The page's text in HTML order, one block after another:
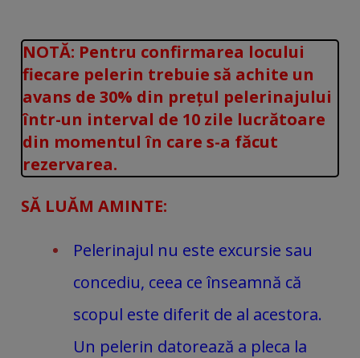
NOTĂ: Pentru confirmarea locului
fiecare pelerin trebuie să achite un
avans de 30% din prețul pelerinajului
într-un interval de 10 zile lucrătoare
din momentul în care s-a făcut
rezervarea.
SĂ LUĂM AMINTE:
Pelerinajul nu este excursie sau
concediu, ceea ce înseamnă că
scopul este diferit de al acestora.
Un pelerin datorează a pleca la